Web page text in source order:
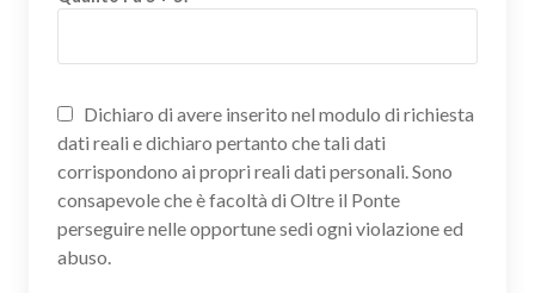
Dichiaro di avere inserito nel modulo di richiesta
dati reali e dichiaro pertanto che tali dati
corrispondono ai propri reali dati personali. Sono
consapevole che è facoltà di Oltre il Ponte
perseguire nelle opportune sedi ogni violazione ed
abuso.